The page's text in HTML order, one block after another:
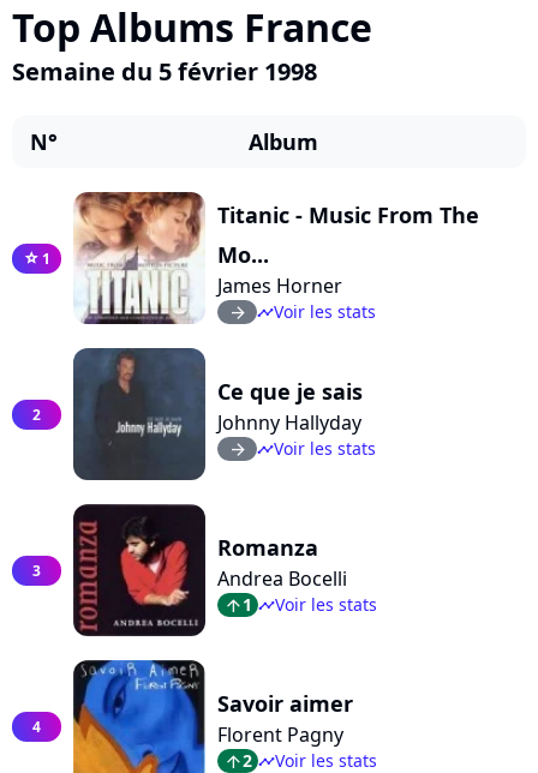
Top Albums France
Semaine du 5 février 1998
N° Album
star 1
Titanic - Music From The
Mo...
James Horner
arrow_right timelineVoir les stats
2
Ce que je sais
Johnny Hallyday
arrow_right timelineVoir les stats
3
Romanza
Andrea Bocelli
arrow_top1 timelineVoir les stats
4
Savoir aimer
Florent Pagny
arrow_top2 timelineVoir les stats